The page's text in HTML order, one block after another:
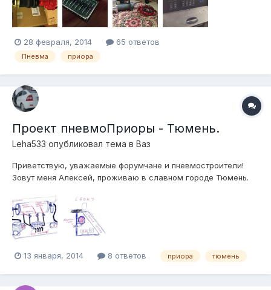
28 февраля, 2014 65 ответов
Пневма приора
Проект пневмоПриоры - Тюмень.
Leha533 опубликовал тема в Ваз
Приветствую, уважаемые форумчане и пневмостроители!
Зовут меня Алексей, проживаю в славном городе Тюмень.
своем автомобиле, но по ряду причин подошел к этому
вопросу только сейчас. В ходе ознакомительных экскурсий
по интернету наткнулся на в...
13 января, 2014 8 ответов приора тюмень